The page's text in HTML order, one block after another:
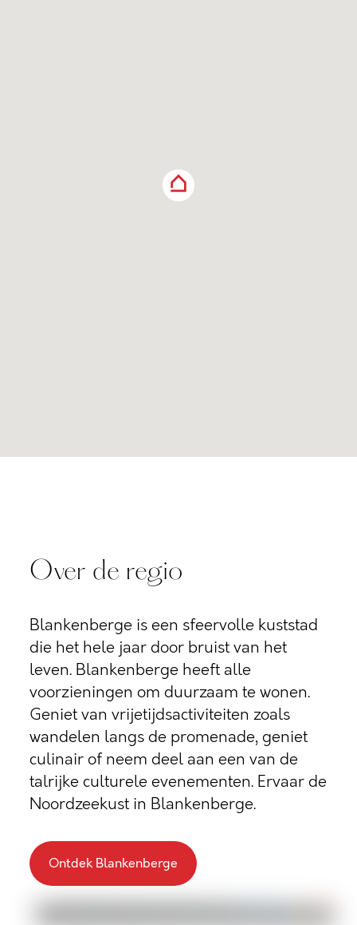
Over de regio
Blankenberge is een sfeervolle kuststad
die het hele jaar door bruist van het
leven. Blankenberge heeft alle
voorzieningen om duurzaam te wonen.
Geniet van vrijetijdsactiviteiten zoals
wandelen langs de promenade, geniet
culinair of neem deel aan een van de
talrijke culturele evenementen. Ervaar de
Noordzeekust in Blankenberge.
Ontdek Blankenberge